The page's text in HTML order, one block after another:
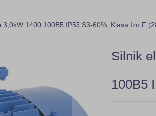
1400 100B5 IP55 S3-60%, Klasa Izo.F
Silnik
100B5